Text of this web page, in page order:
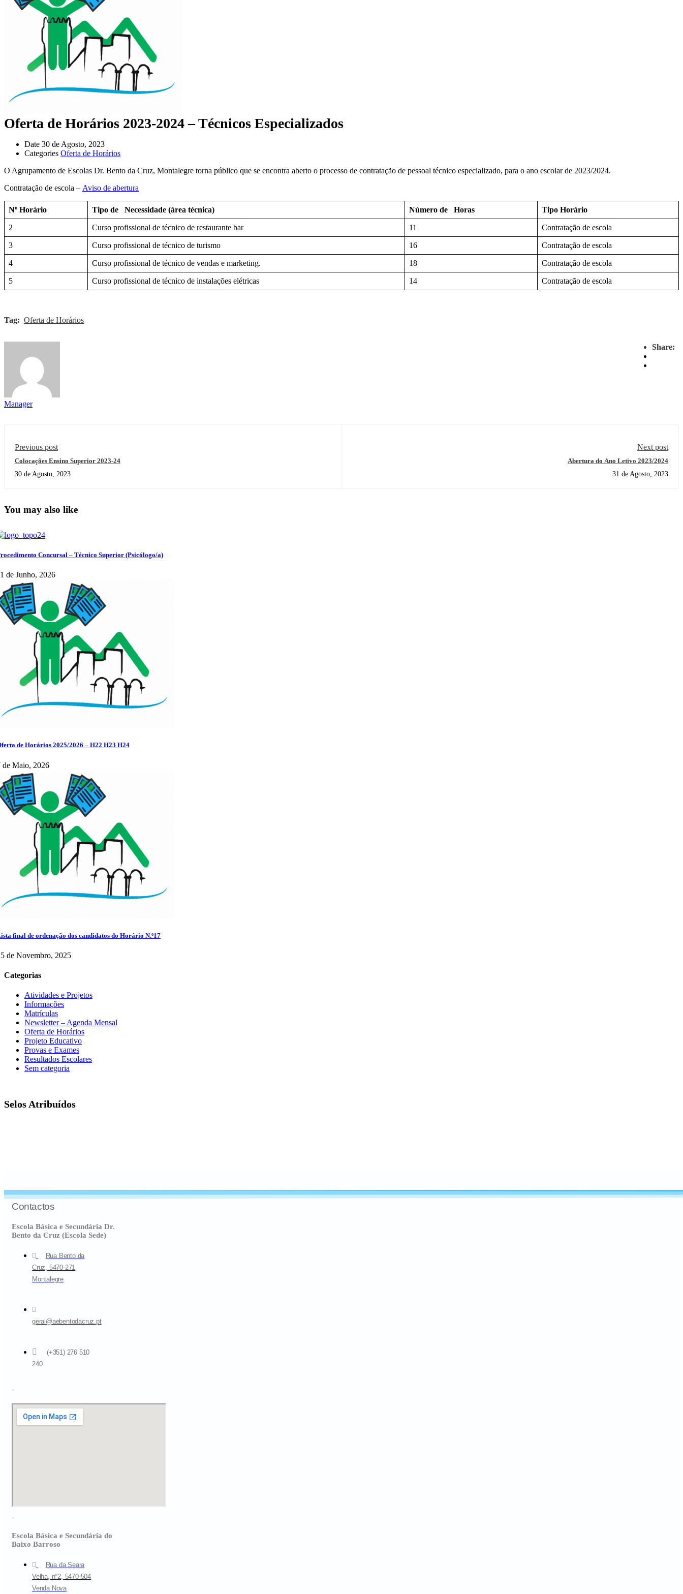
Oferta de Horários 2023-2024 – Técnicos Especializados
Date 30 de Agosto, 2023
Categories Oferta de Horários
O Agrupamento de Escolas Dr. Bento da Cruz, Montalegre torna público que se encontra aberto o processo de contratação de pessoal técnico especializado, para o ano escolar de 2023/2024.
Contratação de escola – Aviso de abertura
Nº Horário Tipo de Necessidade (área técnica) Número de Horas Tipo Horário
2 Curso profissional de técnico de restaurante bar 11 Contratação de escola
3 Curso profissional de técnico de turismo 16 Contratação de escola
4 Curso profissional de técnico de vendas e marketing. 18 Contratação de escola
5 Curso profissional de técnico de instalações elétricas 14 Contratação de escola
Tag: Oferta de Horários
Share:
Manager
Previous post
Colocações Ensino Superior 2023-24
30 de Agosto, 2023
Next post
Abertura do Ano Letivo 2023/2024
31 de Agosto, 2023
You may also like
Concursal – Técnico Superior (Psicólogo/a)
de Junho, 2026
de Horários 2025/2026 – H22 H23 H24
de Maio, 2026
final de ordenação dos candidatos do Horário N.º17
de Novembro, 2025
Categorias
Atividades e Projetos
Informações
Matrículas
Newsletter – Agenda Mensal
Oferta de Horários
Projeto Educativo
Provas e Exames
Resultados Escolares
Sem categoria
Selos Atribuídos
Contactos
Escola Básica e Secundária Dr.
Bento da Cruz (Escola Sede)
Rua Bento da
Cruz, 5470-271
Montalegre
geral@aebentodacruz.pt
(+351) 276 510
240
.
.
Escola Básica e Secundária do
Baixo Barroso
Rua da Seara
Velha, nº2, 5470-504
Venda Nova